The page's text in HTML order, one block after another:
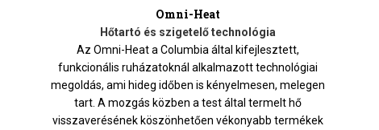
Omni-Heat
Hőtartó és szigetelő technológia
Az Omni-Heat a Columbia által kifejlesztett,
funkcionális ruházatoknál alkalmazott technológiai
megoldás, ami hideg időben is kényelmesen, melegen
tart. A mozgás közben a test által termelt hő
visszaverésének köszönhetően vékonyabb termékek